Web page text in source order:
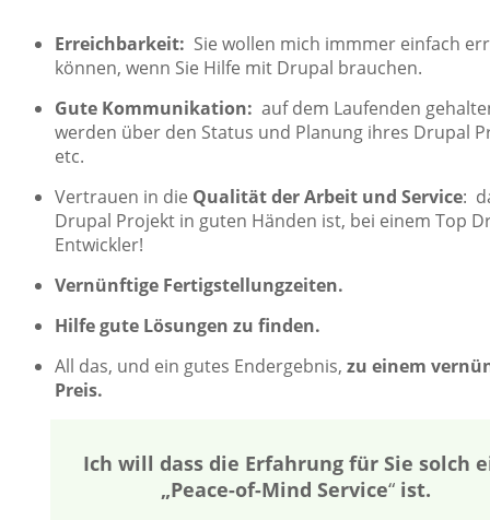
Erreichbarkeit: Sie wollen mich immmer einfach
können, wenn Sie Hilfe mit Drupal brauchen.
Gute Kommunikation: auf dem Laufenden
werden über den Status und Planung ihres Drupal
etc.
Vertrauen in die Qualität der Arbeit und Service:
Drupal Projekt in guten Händen ist, bei einem Top
Entwickler!
Vernünftige Fertigstellungzeiten.
Hilfe gute Lösungen zu finden.
All das, und ein gutes Endergebnis, zu einem
Preis.
Ich will dass die Erfahrung für Sie solch
„Peace-of-Mind Service“ ist.